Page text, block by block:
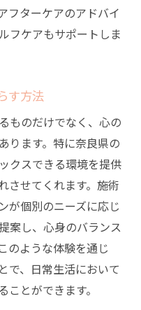
フターケアのアドバイ
フケアもサポートしま
す方法
ものだけでなく、心の
ります。特に奈良県の
クスできる環境を提供
させてくれます。施術
が個別のニーズに応じ
案し、心身のバランス
のような体験を通じ
で、日常生活において
とができます。